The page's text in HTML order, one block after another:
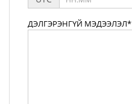
ДЭЛГЭРЭНГҮЙ МЭДЭЭЛЭЛ*